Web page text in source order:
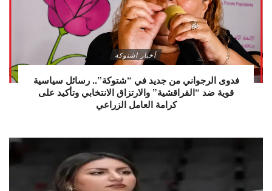
أخبار اشتوكة
فدوى الرجواني من جديد في “شتوكة”.. رسائل سياسية
قوية ضد “الفراقشية” والارتزاق الانتخابي وتأكيد على
كرامة العامل الزراعي